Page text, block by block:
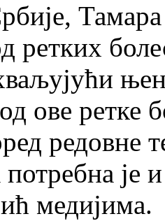
ретких
ове ретке
редовне
је
медијима.